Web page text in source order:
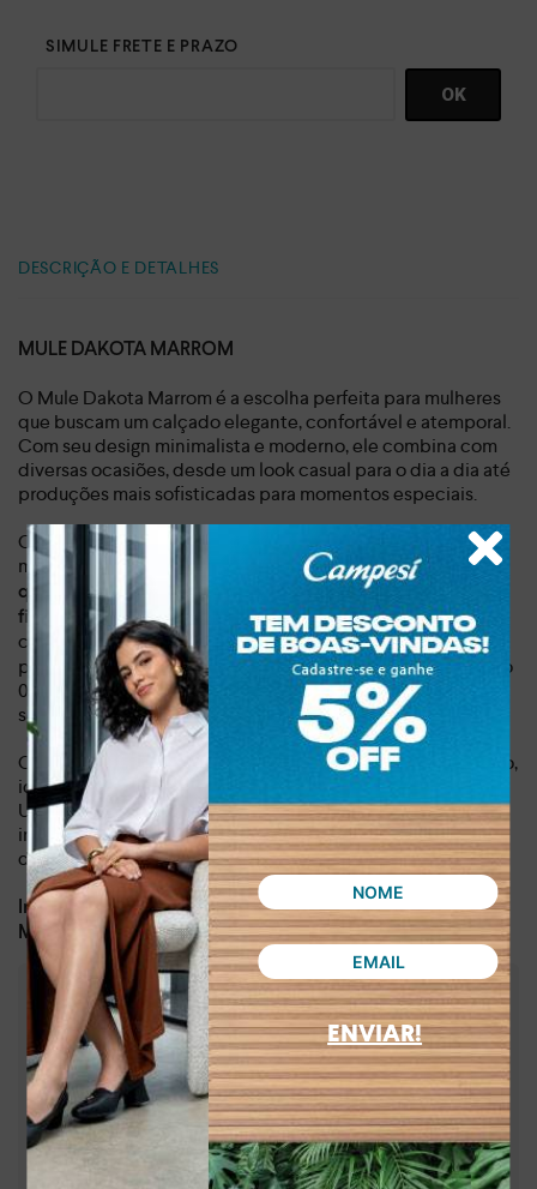
ENVIAR!
DESCRIÇÃO E DETALHES
MULE DAKOTA MARROM
O Mule Dakota Marrom é a escolha perfeita para mulheres
que buscam um calçado elegante, confortável e atemporal.
Com seu design minimalista e moderno, ele combina com
diversas ocasiões, desde um look casual para o dia a dia até
produções mais sofisticadas para momentos especiais.
Confeccionado em material sintético de alta qualidade, o
mule possui combinações com umacabamento em verniz
que confere um brilho sutil e sofisticado
. Além disso,
fivela metalizada na tira sobre o péadiciona um toque de
charme e modernidade, enquantoo bico quadrado
proporciona um visual mais contemporâneo. Leve, pesando
0,538 kg, permite que você use o mule por longos períodos
sem sentir incômodo.
Com o Mule Dakota, você terá um calçado versátil e prático,
ideal para mulheres que valorizam o estilo e a praticidade.
Use-o com jeans, saias, vestidos ou macacões e crie looks
incríveis para qualquer ocasião. Adquira já o seu e sinta a
diferença!
Indicado para:Dia a dia, lazer
Material: Sintético
Altura da sola : 1,00 cm
Cor: Café
Referência :D0023-00005
País de origem:
Indústria Brasileira